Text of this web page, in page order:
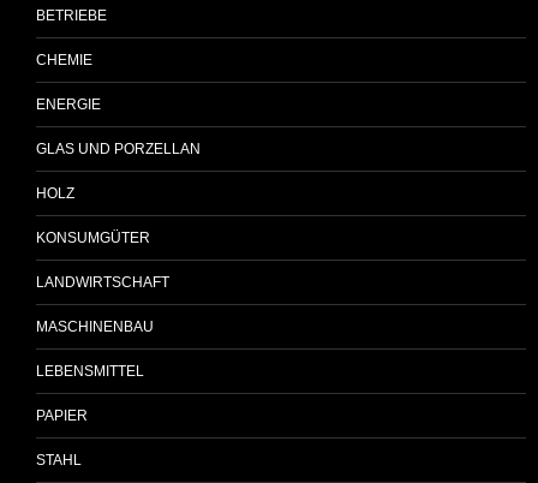
BETRIEBE
CHEMIE
ENERGIE
GLAS UND PORZELLAN
HOLZ
KONSUMGÜTER
LANDWIRTSCHAFT
MASCHINENBAU
LEBENSMITTEL
PAPIER
STAHL